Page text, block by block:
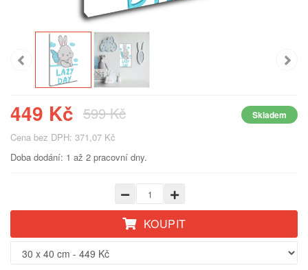
449 Kč 599 Kč Skladem
Cena bez DPH: 371,07 Kč
Doba dodání: 1 až 2 pracovní dny.
KOUPIT